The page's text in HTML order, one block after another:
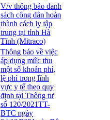
V/v thông báo danh
sách công dân hoàn
thành cách ly tập
trung tại tỉnh Hà
Tĩnh (Mitraco)
Thông báo về việc
áp dụng mức thu
một số khoản phí,
lệ phí trong lĩnh
vực y tế theo quy
định tại Thông tư
số 120/2021TT-
BTC ngày